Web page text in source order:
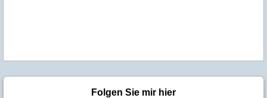
Folgen Sie mir hier